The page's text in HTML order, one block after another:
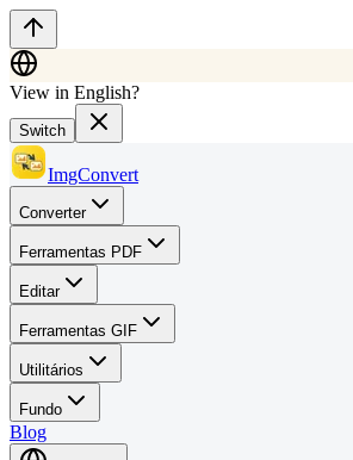
View in English?
Switch
ImgConvert
Converter
Ferramentas PDF
Editar
Ferramentas GIF
Utilitários
Fundo
Blog